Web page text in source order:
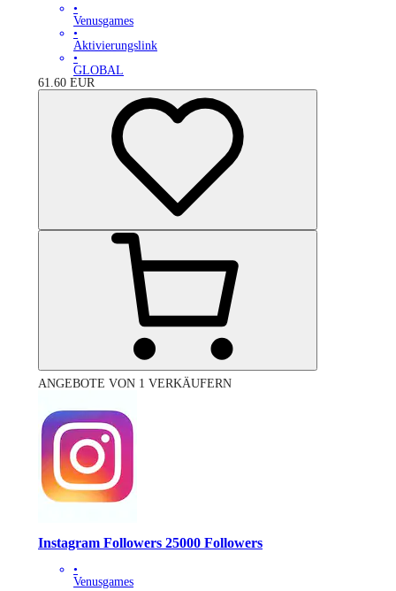
•
Venusgames
•
Aktivierungslink
•
GLOBAL
61.60 EUR
ANGEBOTE VON 1 VERKÄUFERN
Instagram Followers 25000 Followers
•
Venusgames